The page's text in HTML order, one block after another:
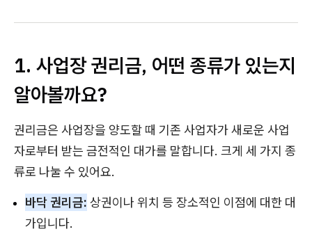
1. 사업장 권리금, 어떤 종류가 있는지
알아볼까요?
권리금은 사업장을 양도할 때 기존 사업자가 새로운 사업
자로부터 받는 금전적인 대가를 말합니다. 크게 세 가지 종
류로 나눌 수 있어요.
바닥 권리금: 상권이나 위치 등 장소적인 이점에 대한 대
가입니다.